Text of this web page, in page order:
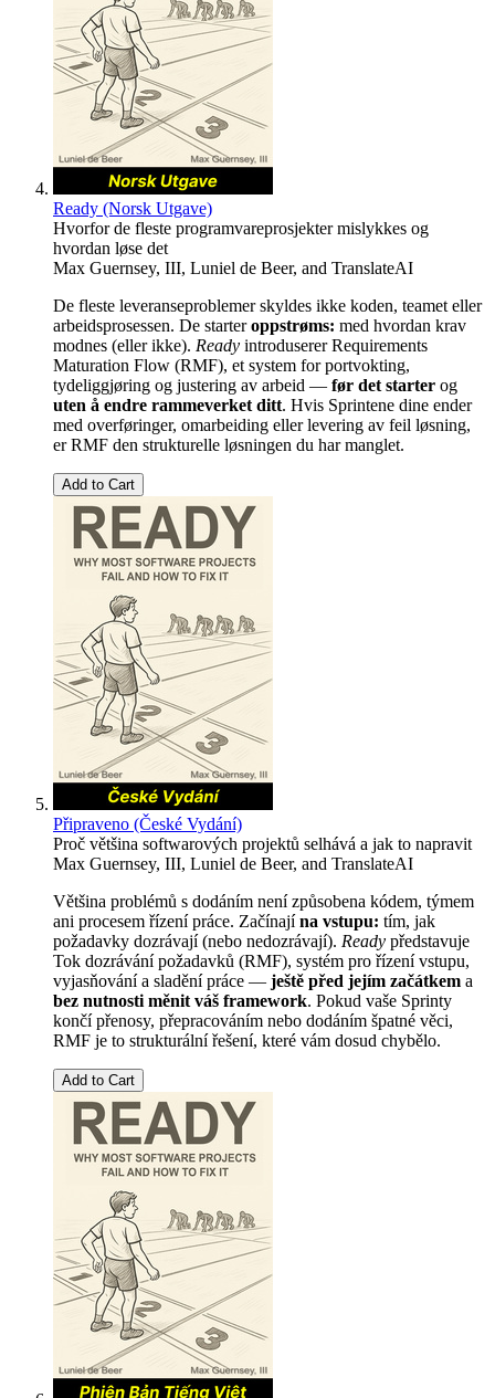
Ready (Norsk Utgave)
Hvorfor de fleste programvareprosjekter mislykkes og
hvordan løse det
Max Guernsey, III, Luniel de Beer, and TranslateAI
De fleste leveranseproblemer skyldes ikke koden, teamet eller
arbeidsprosessen. De starteroppstrøms: med hvordan krav
modnes (eller ikke). Ready introduserer Requirements
Maturation Flow (RMF), et system for portvokting,
tydeliggjøring og justering av arbeid — før det starter og
uten å endre rammeverket ditt. Hvis Sprintene dine ender
med overføringer, omarbeiding eller levering av feil løsning,
er RMF den strukturelle løsningen du har manglet.
Add to Cart
Připraveno (České Vydání)
Proč většina softwarových projektů selhává a jak to napravit
Max Guernsey, III, Luniel de Beer, and TranslateAI
Většina problémů s dodáním není způsobena kódem, týmem
ani procesem řízení práce. Začínajína vstupu: tím, jak
požadavky dozrávají (nebo nedozrávají). Ready představuje
Tok dozrávání požadavků (RMF), systém pro řízení vstupu,
vyjasňování a sladění práce — ještě před jejím začátkem a
bez nutnosti měnit váš framework. Pokud vaše Sprinty
končí přenosy, přepracováním nebo dodáním špatné věci,
RMF je to strukturální řešení, které vám dosud chybělo.
Add to Cart